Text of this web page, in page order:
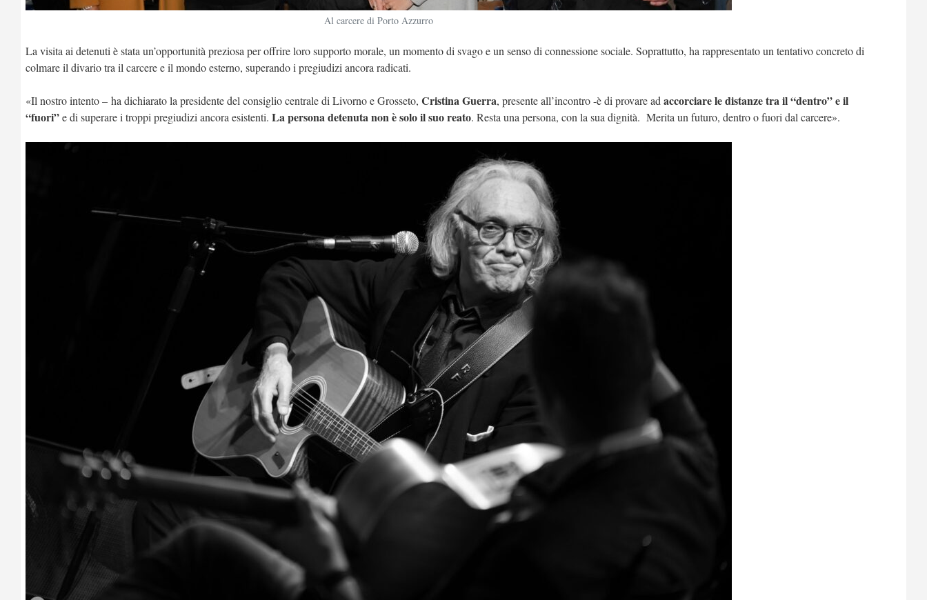
Al carcere di Porto Azzurro
La visita ai detenuti è stata un’opportunità preziosa per offrire loro supporto morale, un momento di svago e un senso di connessione sociale. Soprattutto, ha rappresentato un tentativo concreto di
colmare il divario tra il carcere e il mondo esterno, superando i pregiudizi ancora radicati.
«Il nostro intento – ha dichiarato la presidente del consiglio centrale di Livorno e Grosseto, Cristina Guerra, presente all’incontro -è di provare ad accorciare le distanze tra il “dentro” e il
“fuori”e di superare i troppi pregiudizi ancora esistenti. La persona detenuta non è solo il suo reato. Resta una persona, con la sua dignità. Merita un futuro, dentro o fuori dal carcere».